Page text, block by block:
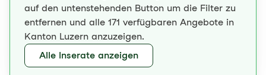
auf den untenstehenden Button um die Filter zu
entfernen und alle 171 verfügbaren Angebote in
Kanton Luzern anzuzeigen.
Alle Inserate anzeigen